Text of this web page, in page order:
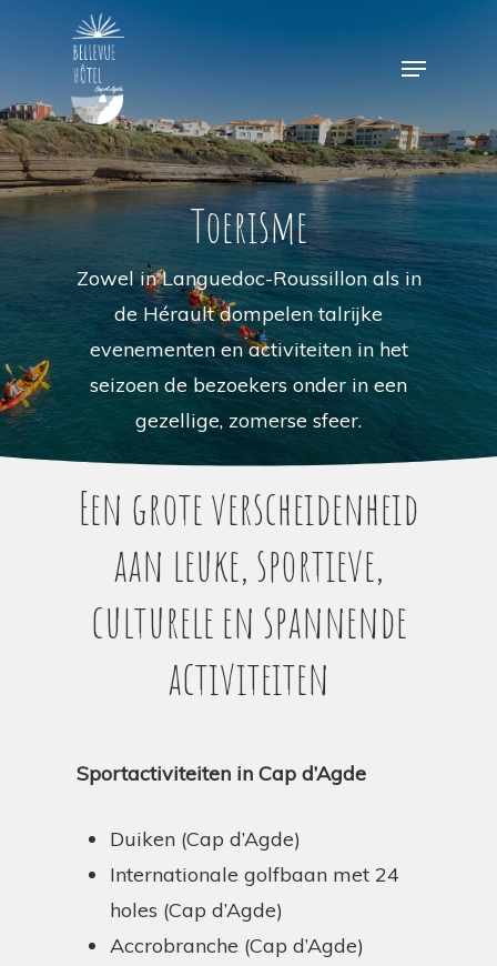
content
Menu
Toerisme
Zowel in Languedoc-Roussillon als in
de Hérault dompelen talrijke
evenementen en activiteiten in het
seizoen de bezoekers onder in een
gezellige, zomerse sfeer.
Een grote verscheidenheid
aan leuke, sportieve,
culturele en spannende
activiteiten
Sportactiviteiten in Cap d’Agde
Duiken (Cap d’Agde)
Internationale golfbaan met 24
holes (Cap d’Agde)
Accrobranche (Cap d’Agde)